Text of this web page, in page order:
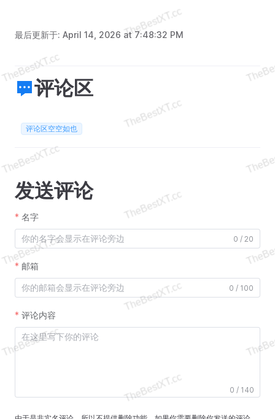
最后更新于: April 14, 2026 at 7:48:32 PM
评论区
评论区空空如也
发送评论
名字
0 / 20
邮箱
0 / 100
评论内容
0 / 140